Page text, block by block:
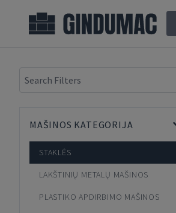
MAŠINOS KATEGORIJA
STAKLĖS
LAKŠTINIŲ METALŲ MAŠINOS
PLASTIKO APDIRBIMO MAŠINOS